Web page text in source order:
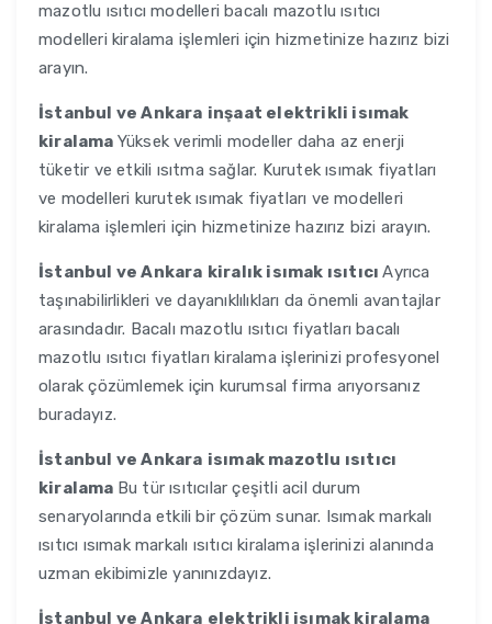
mazotlu ısıtıcı modelleri bacalı mazotlu ısıtıcı
modelleri kiralama işlemleri için hizmetinize hazırız bizi
arayın.
İstanbul ve Ankara inşaat elektrikli isımak
kiralama Yüksek verimli modeller daha az enerji
tüketir ve etkili ısıtma sağlar. Kurutek ısımak fiyatları
ve modelleri kurutek ısımak fiyatları ve modelleri
kiralama işlemleri için hizmetinize hazırız bizi arayın.
İstanbul ve Ankara kiralık isımak ısıtıcıAyrıca
taşınabilirlikleri ve dayanıklılıkları da önemli avantajlar
arasındadır. Bacalı mazotlu ısıtıcı fiyatları bacalı
mazotlu ısıtıcı fiyatları kiralama işlerinizi profesyonel
olarak çözümlemek için kurumsal firma arıyorsanız
buradayız.
İstanbul ve Ankara isımak mazotlu ısıtıcı
kiralama Bu tür ısıtıcılar çeşitli acil durum
senaryolarında etkili bir çözüm sunar. Isımak markalı
ısıtıcı ısımak markalı ısıtıcı kiralama işlerinizi alanında
uzman ekibimizle yanınızdayız.
İstanbul ve Ankara elektrikli isımak kiralama